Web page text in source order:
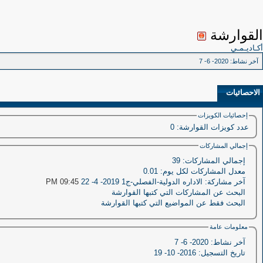
القوارشة
أكـاديـمـي
آخر نشاط:
الاحصائيات
إحصائيات الكويزات
عدد كويزات القوارشة:‏ 0
إجمالي المشاركات
إجمالي المشاركات:
معدل المشاركات لكل يوم:
آخر مشاركة: الاداره الدولية-الفصلي-ج1
09:45 PM
البحث عن المشاركات التي كتبها القوارشة
البحث فقط عن المواضيع التي كتبها القوارشة
معلومات عامة
آخر نشاط:
تاريخ التسجيل: